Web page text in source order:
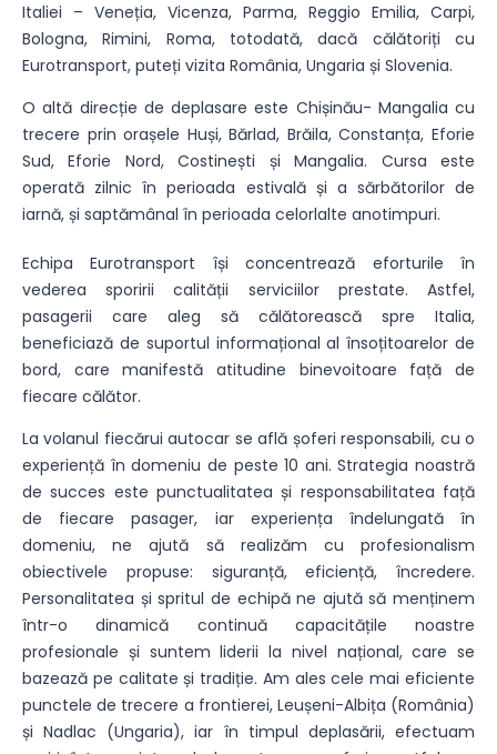
Italiei – Veneția, Vicenza, Parma, Reggio Emilia, Carpi,
Bologna, Rimini, Roma, totodată, dacă călătoriți cu
Eurotransport, puteți vizita România, Ungaria și Slovenia.
O altă direcție de deplasare este Chișinău- Mangalia cu
trecere prin orașele Huși, Bărlad, Brăila, Constanța, Eforie
Sud, Eforie Nord, Costinești și Mangalia. Cursa este
operată zilnic în perioada estivală și a sărbătorilor de
iarnă, și saptămânal în perioada celorlalte anotimpuri.
Echipa Eurotransport își concentrează eforturile în
vederea sporirii calității serviciilor prestate. Astfel,
pasagerii care aleg să călătorească spre Italia,
beneficiază de suportul informațional al însoțitoarelor de
bord, care manifestă atitudine binevoitoare față de
fiecare călător.
La volanul fiecărui autocar se află șoferi responsabili, cu o
experiență în domeniu de peste 10 ani. Strategia noastră
de succes este punctualitatea și responsabilitatea față
de fiecare pasager, iar experiența îndelungată în
domeniu, ne ajută să realizăm cu profesionalism
obiectivele propuse: siguranță, eficiență, încredere.
Personalitatea și spritul de echipă ne ajută să menținem
într-o dinamică continuă capacitățile noastre
profesionale și suntem liderii la nivel național, care se
bazează pe calitate și tradiție. Am ales cele mai eficiente
punctele de trecere a frontierei, Leușeni-Albița (România)
și Nadlac (Ungaria), iar în timpul deplasării, efectuam